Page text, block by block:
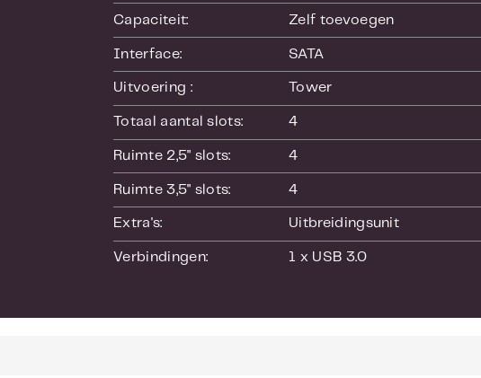
Capaciteit: Zelf toevoegen
Interface: SATA
Uitvoering : Tower
Totaal aantal slots: 4
Ruimte 2,5" slots: 4
Ruimte 3,5" slots: 4
Extra's: Uitbreidingsunit
Verbindingen: 1 x USB 3.0